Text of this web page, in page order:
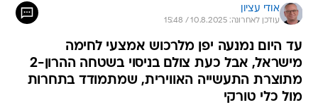
אודי עציון
עודכן לאחרונה: 10.8.2025 / 15:48
עד היום נמנעה יפן מלרכוש אמצעי לחימה
מישראל, אבל כעת צולם בניסוי בשטחה ההרון-2
מתוצרת התעשייה האווירית, שמתמודד בתחרות
מול כלי טורקי